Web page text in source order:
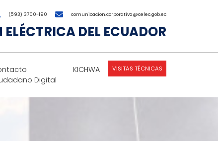
(593) 3700-190 comunicacion.corporativa@celec.gob.ec
DEL ECUADOR
Digital
KICHWA VISITAS TÉCNICAS